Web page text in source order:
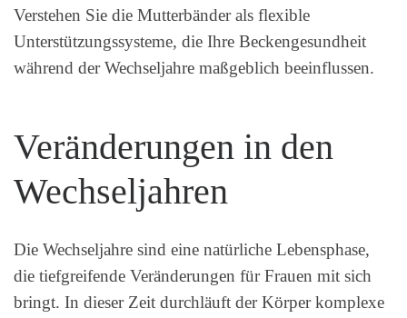
Verstehen Sie die Mutterbänder als flexible
Unterstützungssysteme, die Ihre Beckengesundheit
während der Wechseljahre maßgeblich beeinflussen.
Veränderungen in den
Wechseljahren
Die Wechseljahre sind eine natürliche Lebensphase,
die tiefgreifende Veränderungen für Frauen mit sich
bringt. In dieser Zeit durchläuft der Körper komplexe